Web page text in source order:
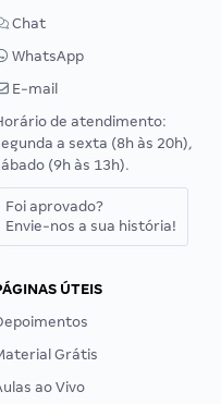
Chat
WhatsApp
E-mail
de atendimento:
a sexta (8h às 20h),
(9h às 13h).
Foi aprovado?
Envie-nos a sua história!
ÚTEIS
Grátis
ao Vivo